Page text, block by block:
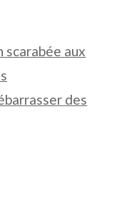
scarabée aux
des